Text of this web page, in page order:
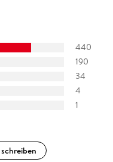
440
190
34
4
1